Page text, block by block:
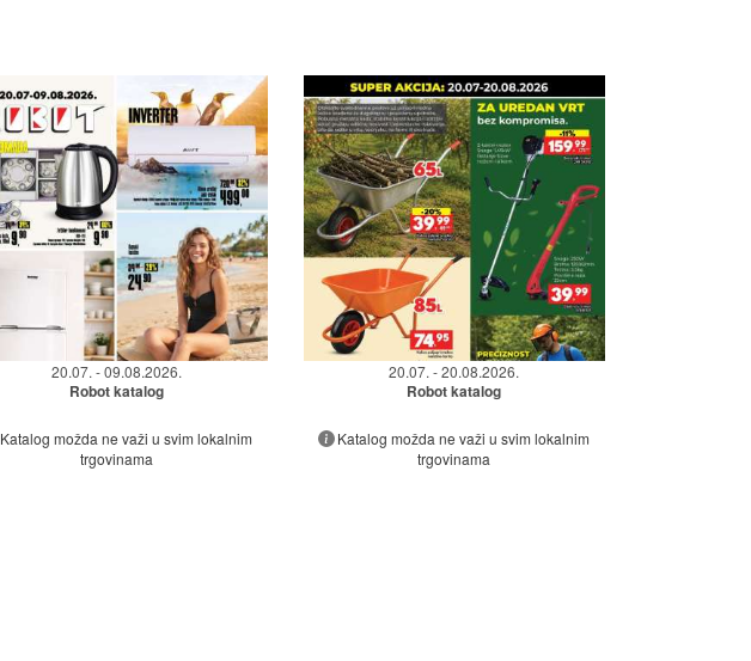
20.07. - 09.08.2026.
Robot katalog
Katalog možda ne važi u svim lokalnim
trgovinama
20.07. - 20.08.2026.
Robot katalog
Katalog možda ne važi u svim lokalnim
trgovinama